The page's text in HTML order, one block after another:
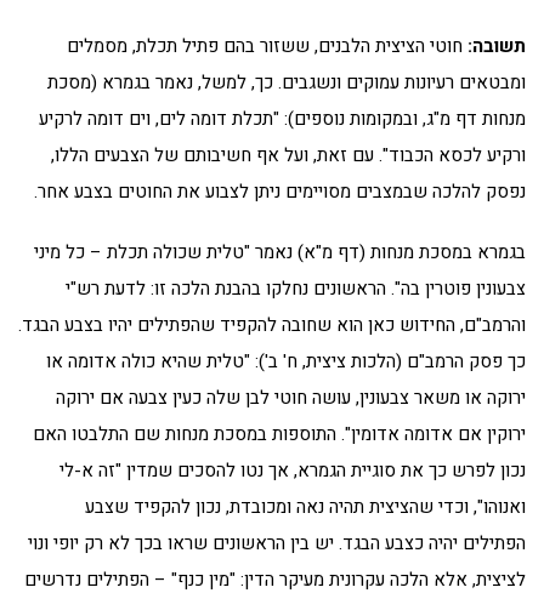
תשובה: חוטי הציצית הלבנים, ששזור בהם פתיל תכלת, מסמלים
ומבטאים רעיונות עמוקים ונשגבים. כך, למשל, נאמר בגמרא (מסכת
מנחות דף מ"ג, ובמקומות נוספים): "תכלת דומה לים, וים דומה לרקיע
ורקיע לכסא הכבוד". עם זאת, ועל אף חשיבותם של הצבעים הללו,
נפסק להלכה שבמצבים מסויימים ניתן לצבוע את החוטים בצבע אחר.
בגמרא במסכת מנחות (דף מ"א) נאמר "טלית שכולה תכלת – כל מיני
צבעונין פוטרין בה". הראשונים נחלקו בהבנת הלכה זו: לדעת רש"י
והרמב"ם, החידוש כאן הוא שחובה להקפיד שהפתילים יהיו בצבע הבגד.
כך פסק הרמב"ם (הלכות ציצית, ח' ב'): "טלית שהיא כולה אדומה או
ירוקה או משאר צבעונין, עושה חוטי לבן שלה כעין צבעה אם ירוקה
ירוקין אם אדומה אדומין". התוספות במסכת מנחות שם התלבטו האם
נכון לפרש כך את סוגיית הגמרא, אך נטו להסכים שמדין "זה א-לי
ואנוהו", וכדי שהציצית תהיה נאה ומכובדת, נכון להקפיד שצבע
הפתילים יהיה כצבע הבגד. יש בין הראשונים שראו בכך לא רק יופי ונוי
לציצית, אלא הלכה עקרונית מעיקר הדין: "מין כנף" – הפתילים נדרשים